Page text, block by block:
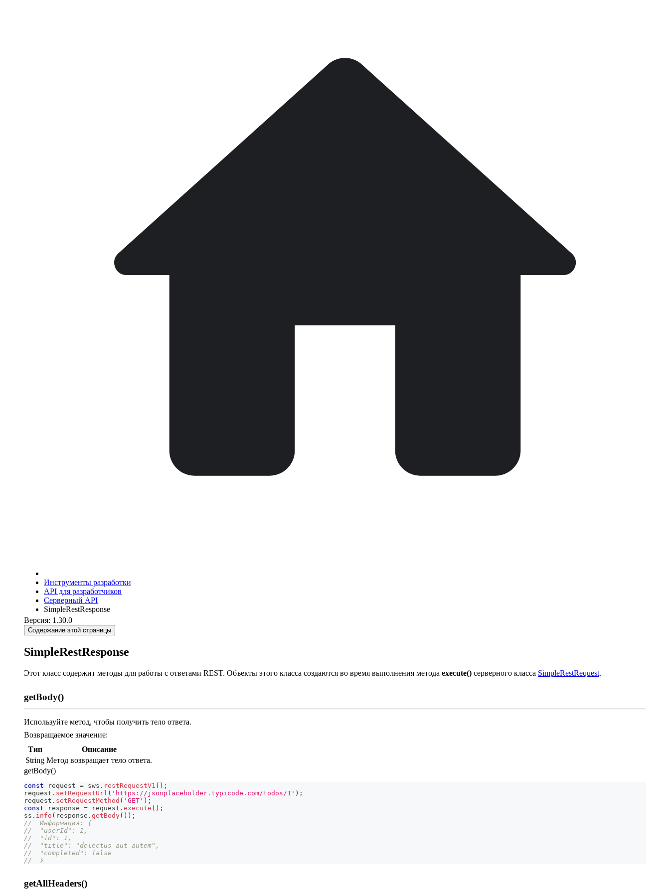
Инструменты разработки
API для разработчиков
Серверный API
SimpleRestResponse
Версия: 1.30.0
Содержание этой страницы
SimpleRestResponse
Этот класс содержит методы для работы с ответами REST. Объекты этого класса создаются во время выполнения метода execute() серверного класса SimpleRestRequest.
getBody()
Используйте метод, чтобы получить тело ответа.
Возвращаемое значение:
Тип
Описание
String Метод возвращает тело ответа.
getBody()
const request = sws . restRequestV1 ( ) ;
request . setRequestUrl ( 'https://jsonplaceholder.typicode.com/todos/1' ) ;
request . setRequestMethod ( 'GET' ) ;
const response = request . execute ( ) ;
ss . info ( response . getBody( ) ) ;
//  Информация: {
//  "userId": 1,
//  "id": 1,
//  "title": "delectus aut autem",
//  "completed": false
//  }
getAllHeaders()